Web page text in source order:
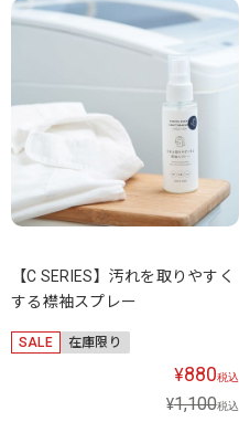
【C SERIES】汚れを取りやすく
する襟袖スプレー
SALE 在庫限り
¥880税込
¥1,100税込